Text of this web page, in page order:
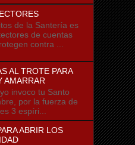
de la Santería es
de cuentas
contra ...
AL TROTE PARA
AMARRAR
invoco tu Santo
por la fuerza de
3 espíri...
ABRIR LOS